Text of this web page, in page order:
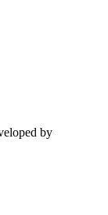
by